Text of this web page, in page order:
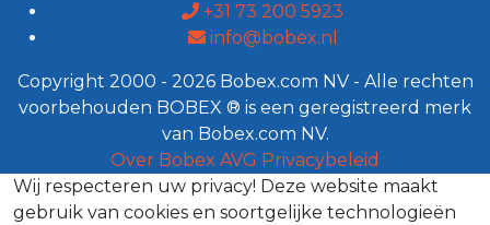
+31 73 200 5923
info@bobex.nl
Copyright 2000 - 2026 Bobex.com NV - Alle rechten
voorbehouden BOBEX ® is een geregistreerd merk
van Bobex.com NV.
Over Bobex AVG Privacybeleid
Wij respecteren uw privacy! Deze website maakt
gebruik van cookies en soortgelijke technologieën